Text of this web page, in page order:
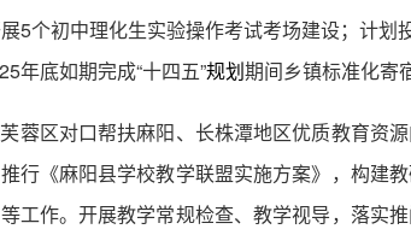
5个初中理化生实验操作考试考场建设；计划
年底如期完成“十四五”规划 期间乡镇标准化寄
蓉区对口帮扶麻阳、长株潭地区优质教育资
行《麻阳县学校教学联盟实施方案》，构建
工作。开展教学常规检查、教学视导，落实